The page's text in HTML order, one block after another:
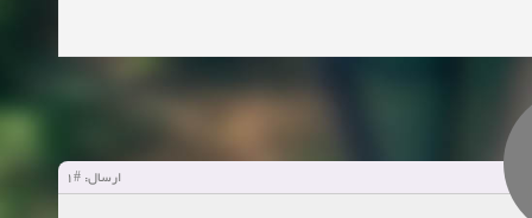
زمان:10-13-2024
ارسال: #1